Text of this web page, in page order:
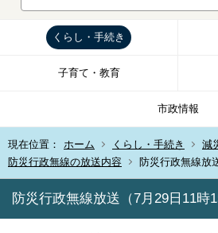
くらし・手続き
子育て・教育
市政情報
現在位置： ホーム くらし・手続き
減
防災行政無線の放送内容
防災行政無線放
防災行政無線放送（7月29日11時